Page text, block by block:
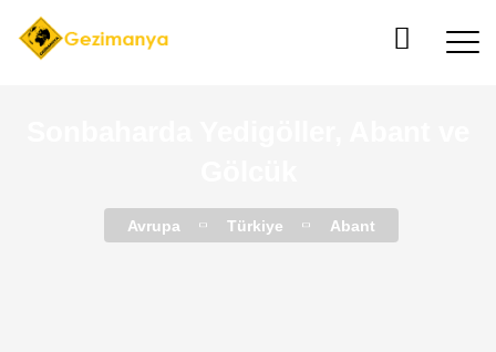
Avrupa Türkiye Abant